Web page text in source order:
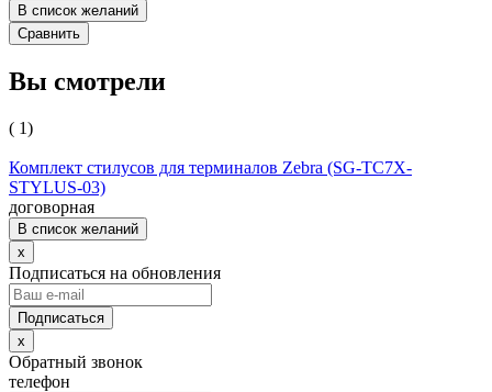
В список желаний
Сравнить
Вы смотрели
( 1)
Комплект стилусов для терминалов Zebra (SG-TC7X-
STYLUS-03)
договорная
В список желаний
x
Подписаться на обновления
x
Обратный звонок
телефон